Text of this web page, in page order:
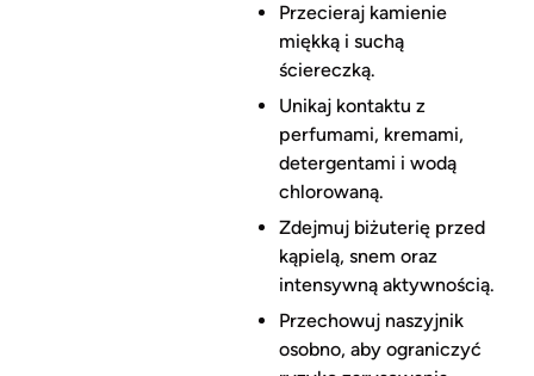
Przecieraj kamienie
miękką i suchą
ściereczką.
Unikaj kontaktu z
perfumami, kremami,
detergentami i wodą
chlorowaną.
Zdejmuj biżuterię przed
kąpielą, snem oraz
intensywną aktywnością.
Przechowuj naszyjnik
osobno, aby ograniczyć